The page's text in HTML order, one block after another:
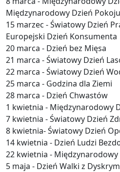
Międzynarodowy Dzień
15 marzec - Światowy Dzień
Europejski Dzień Konsumenta
20 marca - Dzień bez Mięsa
21 marca - Światowy Dzień
22 marca - Światowy Dzień
25 marca - Godzina dla Ziemi
28 marca - Dzień Chwastów
1 kwietnia - Międzynarodowy
7 kwietnia - Światowy Dzień
8 kwietnia- Światowy Dzień
14 kwietnia - Dzień Ludzi
22 kwietnia -
5 maja - Dzień Walki z